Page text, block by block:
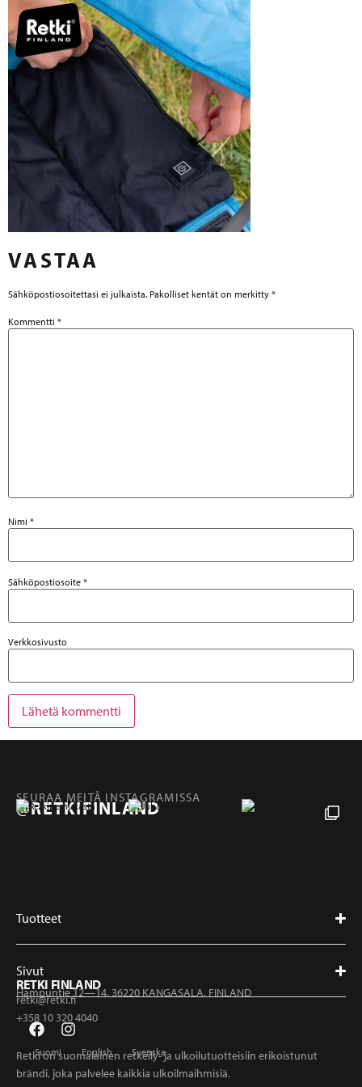
VASTAA
Sähköpostiosoitettasi ei julkaista. Pakolliset kentät on merkitty *
Kommentti *
Nimi *
Sähköpostiosoite *
Verkkosivusto
SEURAA MEITÄ INSTAGRAMISSA
@RETKIFINLAND
Tuotteet
Sivut
RETKI FINLAND
Hampuntie 12—14, 36220 KANGASALA, FINLAND
retki@retki.fi
+358 10 320 4040
Suomi English Svenska
Retki on suomalainen retkeily- ja ulkoilutuotteisiin erikoistunut
brändi, joka palvelee kaikkia ulkoilmaihmisiä.